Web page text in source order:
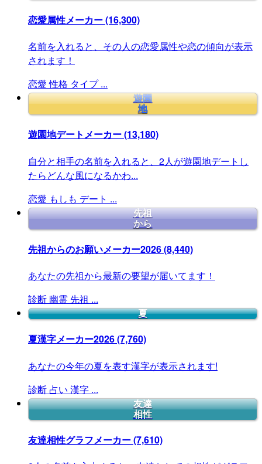
恋愛属性メーカー(16,300)
名前を入れると、その人の恋愛属性や恋の傾向が表示
されます！
恋愛 性格 タイプ ...
遊園
地
遊園地デートメーカー(13,180)
自分と相手の名前を入れると、2人が遊園地デートし
たらどんな風になるかわ...
恋愛 もしも デート ...
先祖
から
先祖からのお願いメーカー2026(8,440)
あなたの先祖から最新の要望が届いてます！
診断 幽霊 先祖 ...
夏
夏漢字メーカー2026(7,760)
あなたの今年の夏を表す漢字が表示されます!
診断 占い 漢字 ...
友達
相性
友達相性グラフメーカー(7,610)